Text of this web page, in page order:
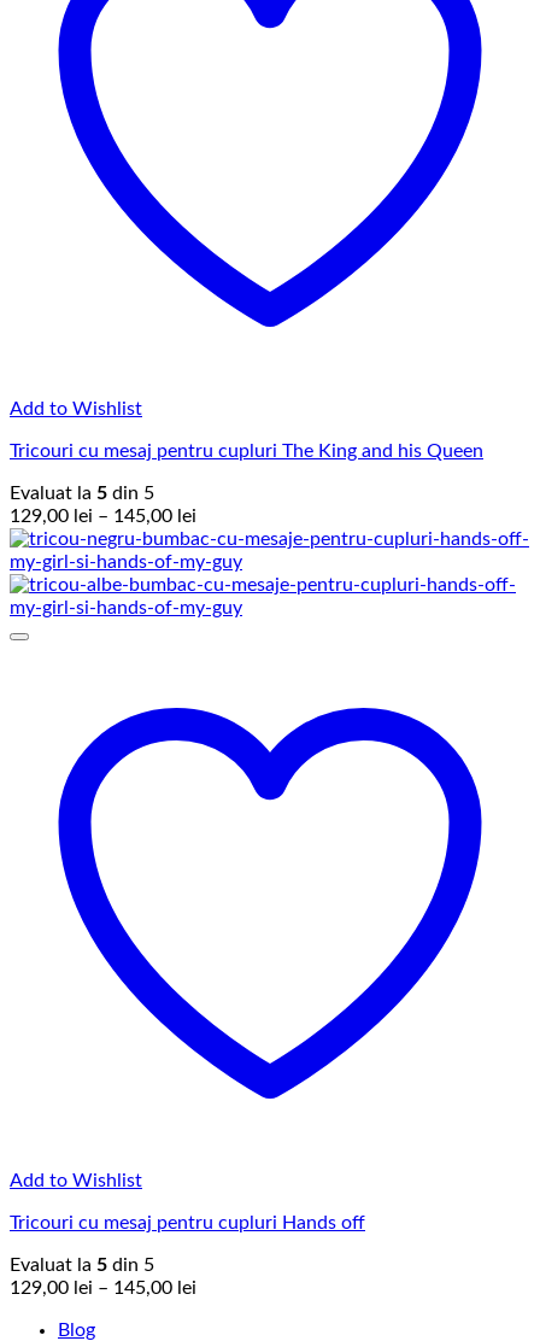
Add to Wishlist
Tricouri cu mesaj pentru cupluri The King and his Queen
Evaluat la 5 din 5
129,00 lei – 145,00 lei
de
prețuri:
129,00 lei
până
Add to Wishlist
Tricouri cu mesaj pentru cupluri Hands off
Evaluat la 5 din 5
129,00 lei – 145,00 lei
Blog